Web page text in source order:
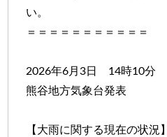
い。
＝＝＝＝＝＝＝＝＝＝＝
2026年6月3日 14時10分
熊谷地方気象台発表
【大雨に関する現在の状況】